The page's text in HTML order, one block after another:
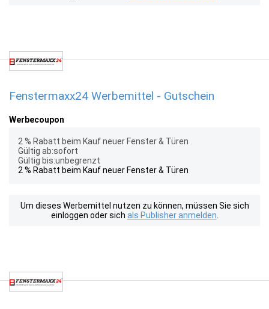
Fenstermaxx24 Werbemittel - Gutschein
Werbecoupon
2 % Rabatt beim Kauf neuer Fenster & Türen
Gültig ab:sofort
Gültig bis:unbegrenzt
2 % Rabatt beim Kauf neuer Fenster & Türen
Um dieses Werbemittel nutzen zu können, müssen Sie sich
einloggen oder sich als Publisher anmelden